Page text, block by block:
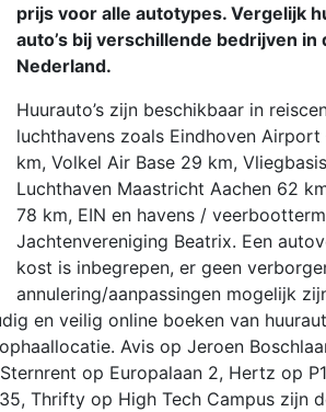
prijs voor alle autotypes. Vergelijk
auto’s bij verschillende bedrijven in
Nederland.
Huurauto’s zijn beschikbaar in
luchthavens zoals Eindhoven
km, Volkel Air Base 29 km,
Luchthaven Maastricht Aachen 62
78 km, EIN en havens /
Jachtenvereniging Beatrix. Een
kost is inbegrepen, er geen
annulering/aanpassingen mogelijk
en veilig online boeken van
Avis op Jeroen
op Europalaan 2, Hertz op
Thrifty op High Tech Campus zijn